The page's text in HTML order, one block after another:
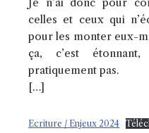
Je n’ai donc pour
celles et ceux qui
pour les monter eux-
ça, c’est
pratiquement pas.
[…]
Ecriture / Enjeux 2024